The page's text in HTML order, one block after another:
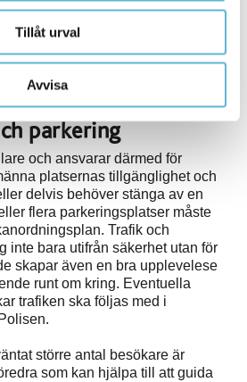
Tillåt urval
Avvisa
om detta.
livsmedel
0456-82 20 00
parkering
och ansvarar därmed för
platsernas tillgänglighet och
delvis behöver stänga av en
flera parkeringsplatser måste
Trafik och
inte bara utifrån säkerhet utan för
skapar även en bra upplevelese
runt om kring. Eventuella
trafiken ska följas med i
större antal besökare är
som kan hjälpa till att guida